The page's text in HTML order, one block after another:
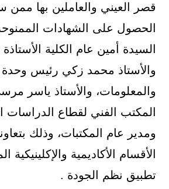
قصر العيني والعاملين بها ممن
الحصول على الشهادات
السيدة أمين عام الكلية
والأستاذ محمد زكي رئيس وحدة
والمعلومات، والأستاذ ياسر
المكتب الفني لقطاع الدراسات
ومدير عام المكتبات، وذلك
الأقسام الأكاديمية
تطبيق نظم الجودة .